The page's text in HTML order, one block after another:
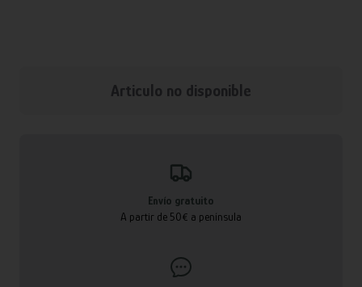
Articulo no disponible
Envío gratuito
A partir de 50€ a península